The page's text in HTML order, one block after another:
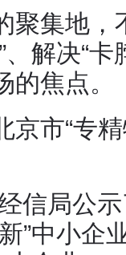
聚集地，
解决“卡
焦点。
市“专
信局公
”中小企